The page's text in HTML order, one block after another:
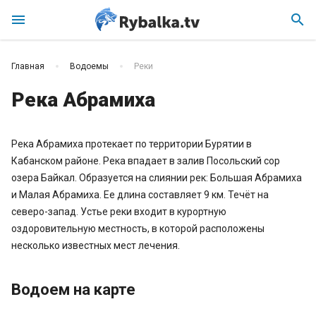
menu search
Главная Водоемы Реки
Река Абрамиха
Река Абрамиха протекает по территории Бурятии в
Кабанском районе. Река впадает в залив Посольский сор
озера Байкал. Образуется на слиянии рек: Большая Абрамиха
и Малая Абрамиха. Ее длина составляет 9 км. Течёт на
северо-запад. Устье реки входит в курортную
оздоровительную местность, в которой расположены
несколько известных мест лечения.
Водоем на карте